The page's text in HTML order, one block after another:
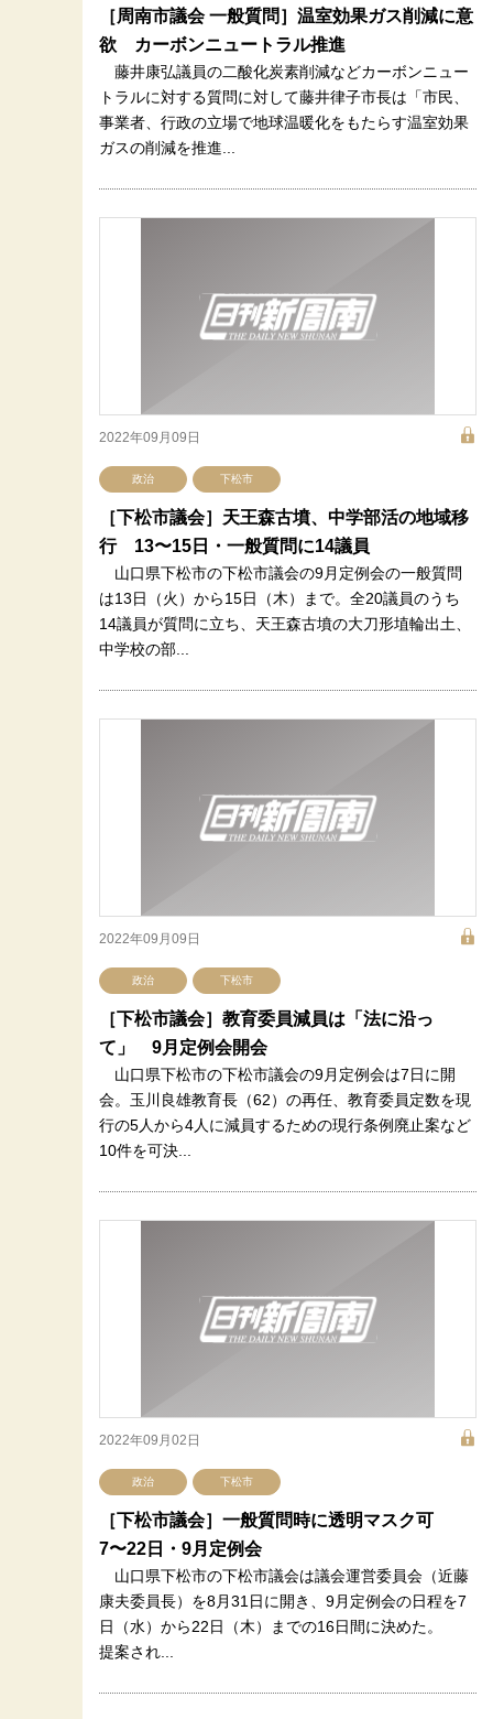
［周南市議会 一般質問］温室効果ガス削減に意
欲 カーボンニュートラル推進
藤井康弘議員の二酸化炭素削減などカーボンニュー
トラルに対する質問に対して藤井律子市長は「市民、
事業者、行政の立場で地球温暖化をもたらす温室効果
ガスの削減を推進...
2022年09月09日
政治 下松市
［下松市議会］天王森古墳、中学部活の地域移
行 13〜15日・一般質問に14議員
山口県下松市の下松市議会の9月定例会の一般質問
は13日（火）から15日（木）まで。全20議員のうち
14議員が質問に立ち、天王森古墳の大刀形埴輪出土、
中学校の部...
2022年09月09日
政治 下松市
［下松市議会］教育委員減員は「法に沿っ
て」 9月定例会開会
山口県下松市の下松市議会の9月定例会は7日に開
会。玉川良雄教育長（62）の再任、教育委員定数を現
行の5人から4人に減員するための現行条例廃止案など
10件を可決...
2022年09月02日
政治 下松市
［下松市議会］一般質問時に透明マスク可
7〜22日・9月定例会
山口県下松市の下松市議会は議会運営委員会（近藤
康夫委員長）を8月31日に開き、9月定例会の日程を7
日（水）から22日（木）までの16日間に決めた。
提案され...